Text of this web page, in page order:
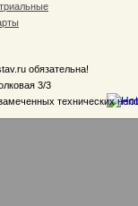
обязательна!
3/3
технических